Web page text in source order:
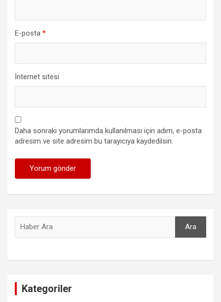
E-posta *
İnternet sitesi
Daha sonraki yorumlarımda kullanılması için adım, e-posta
adresim ve site adresim bu tarayıcıya kaydedilsin.
Ara
Kategoriler